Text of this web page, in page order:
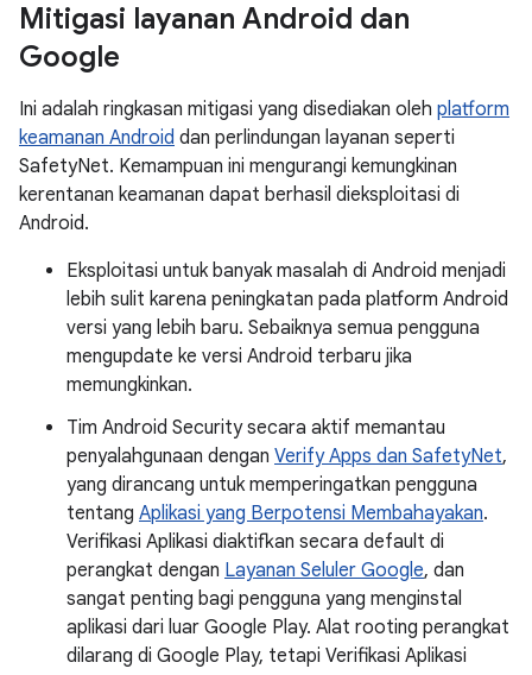
Mitigasi layanan Android dan
Google
Ini adalah ringkasan mitigasi yang disediakan oleh platform
keamanan Android dan perlindungan layanan seperti
SafetyNet. Kemampuan ini mengurangi kemungkinan
kerentanan keamanan dapat berhasil dieksploitasi di
Android.
Eksploitasi untuk banyak masalah di Android menjadi
lebih sulit karena peningkatan pada platform Android
versi yang lebih baru. Sebaiknya semua pengguna
mengupdate ke versi Android terbaru jika
memungkinkan.
Tim Android Security secara aktif memantau
penyalahgunaan dengan Verify Apps dan SafetyNet,
yang dirancang untuk memperingatkan pengguna
tentang Aplikasi yang Berpotensi Membahayakan.
Verifikasi Aplikasi diaktifkan secara default di
perangkat dengan Layanan Seluler Google, dan
sangat penting bagi pengguna yang menginstal
aplikasi dari luar Google Play. Alat rooting perangkat
dilarang di Google Play, tetapi Verifikasi Aplikasi